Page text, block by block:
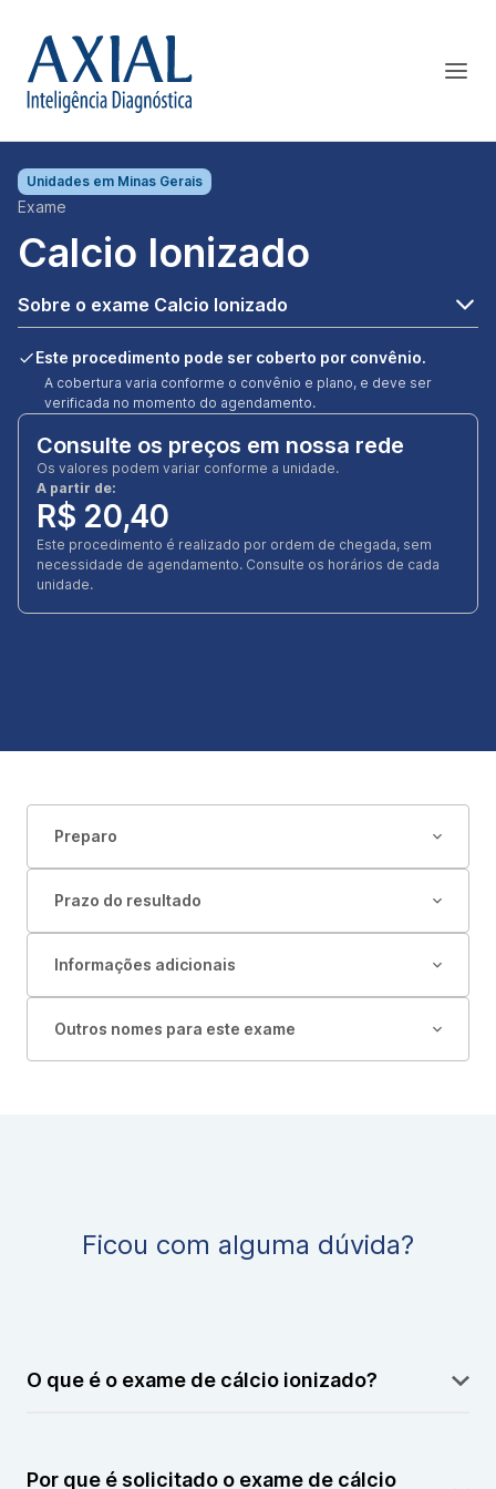
Unidades em Minas Gerais
Exame
Calcio Ionizado
Sobre o exame Calcio Ionizado
Este procedimento pode ser coberto por convênio.
A cobertura varia conforme o convênio e plano, e deve ser
verificada no momento do agendamento.
Consulte os preços em nossa rede
Os valores podem variar conforme a unidade.
A partir de:
R$ 20,40
Este procedimento é realizado por ordem de chegada, sem
necessidade de agendamento. Consulte os horários de cada
unidade.
Preparo
Prazo do resultado
Informações adicionais
Outros nomes para este exame
Ficou com alguma dúvida?
O que é o exame de cálcio ionizado?
cálcio livre e ativo no sangue, que desempenha um
Por que é solicitado o exame de cálcio